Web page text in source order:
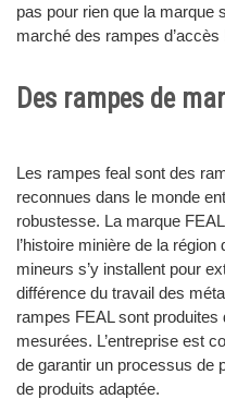
pas pour rien que la marque
marché des rampes d’accès
Des rampes de
Les rampes feal sont des
reconnues dans le monde
robustesse. La marque
l’histoire minière de la
mineurs s’y installent pour
différence du travail des
rampes FEAL sont
mesurées. L’entreprise est
de garantir un processus de
de produits adaptée.